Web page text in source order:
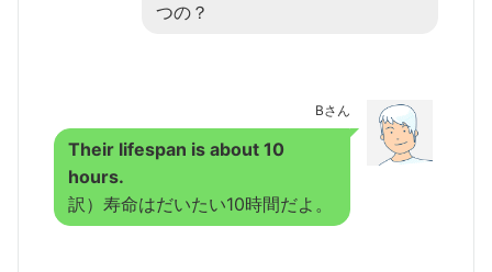
つの？
Bさん
Their lifespan is about 10
hours.
訳）寿命はだいたい10時間だよ。